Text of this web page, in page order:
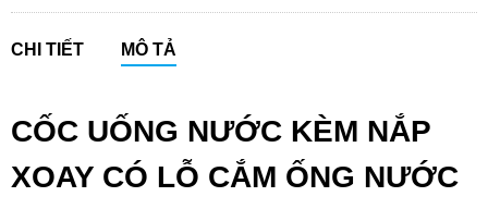
CHI TIẾT MÔ TẢ
CỐC UỐNG NƯỚC KÈM NẮP
XOAY CÓ LỖ CẮM ỐNG NƯỚC